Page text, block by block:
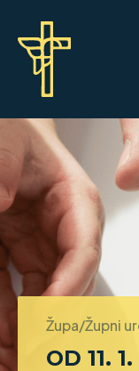
Župa/Župni
OD 11.